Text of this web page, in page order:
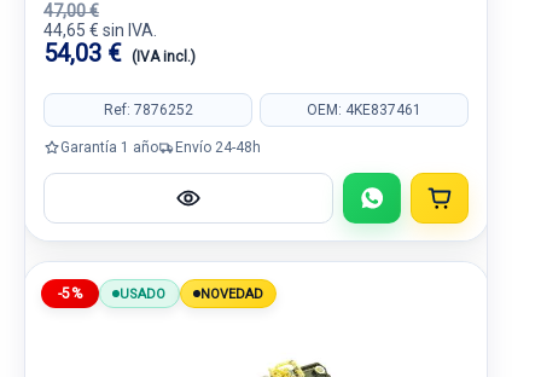
47,00 €
44,65 € sin IVA.
54,03 € (IVA incl.)
Ref: 7876252 OEM: 4KE837461
Garantía 1 año Envío 24-48h
-5% USADO NOVEDAD